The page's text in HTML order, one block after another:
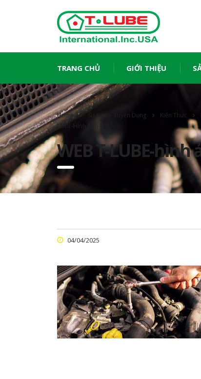
TRANG CHỦ GIỚI THIỆU
Home Sự Kiện – Tuyển Dụng Kiến Thức
LUBE-Hình Ảnh-2
WEB T-LUBE-hình
04/04/2025